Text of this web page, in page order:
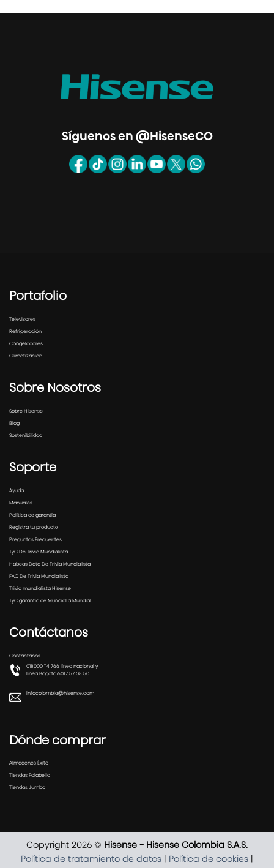
Síguenos en @HisenseCO
Portafolio
Televisores
Refrigeración
Congeladores
Climatización
Sobre Nosotros
Sobre Hisense
Blog
Sostenibilidad
Soporte
Ayuda
Manuales
Política de garantía
Registra tu producto
Preguntas Frecuentes
TyC De Trivia Mundialista
Habeas Data De Trivia Mundialista
FAQ De Trivia Mundialista
Trivia mundialista Hisense
TyC garantía de Mundial a Mundial
Contáctanos
Contáctanos
018000 114 766 línea nacional y
línea Bogotá 601 357 08 50
infocolombia@hisense.com
Dónde comprar
Almacenes Éxito
Tiendas Falabella
Tiendas Jumbo
Copyright 2026 © Hisense - Hisense Colombia S.A.S.
Política de tratamiento de datos | Política de cookies |